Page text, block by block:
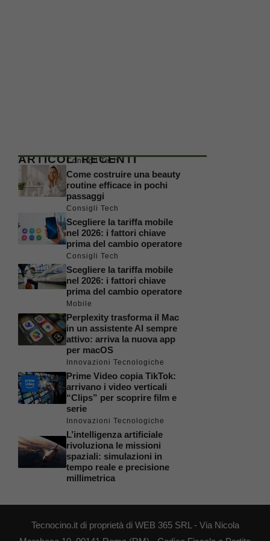
ARTICOLI RECENTI
Consigli Tech
Come costruire una beauty
routine efficace in pochi
passaggi
Consigli Tech
Scegliere la tariffa mobile
nel 2026: i fattori chiave
prima del cambio operatore
Consigli Tech
Scegliere la tariffa mobile
nel 2026: i fattori chiave
prima del cambio operatore
Mobile
Perplexity trasforma il Mac
in un assistente AI sempre
attivo: arriva la nuova app
per macOS
Innovazioni Tecnologiche
Prime Video copia TikTok:
arrivano i video verticali
“Clips” per scoprire film e
serie
Innovazioni Tecnologiche
L’intelligenza artificiale
rivoluziona le missioni
spaziali: simulazioni in
tempo reale e precisione
millimetrica
Tecnocino.it di proprietà di WEB 365 SRL - Via Nicola